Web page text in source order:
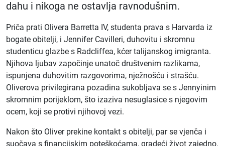
dahu i nikoga ne ostavlja ravnodušnim.
Priča prati Olivera Barretta IV, studenta prava s Harvarda iz
bogate obitelji, i Jennifer Cavilleri, duhovitu i skromnu
studenticu glazbe s Radcliffea, kćer talijanskog imigranta.
Njihova ljubav započinje unatoč društvenim razlikama,
ispunjena duhovitim razgovorima, nježnošću i strašću.
Oliverova privilegirana pozadina sukobljava se s Jennyinim
skromnim porijeklom, što izaziva nesuglasice s njegovim
ocem, koji se protivi njihovoj vezi.
Nakon što Oliver prekine kontakt s obitelji, par se vjenča i
suočava s financijskim poteškoćama, gradeći život zajedno.